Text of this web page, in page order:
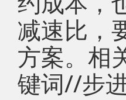
减速比，
方案。相
键词//步